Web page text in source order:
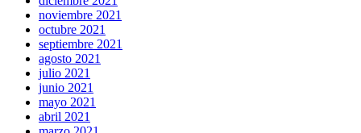
noviembre 2021
octubre 2021
septiembre 2021
agosto 2021
julio 2021
junio 2021
mayo 2021
abril 2021